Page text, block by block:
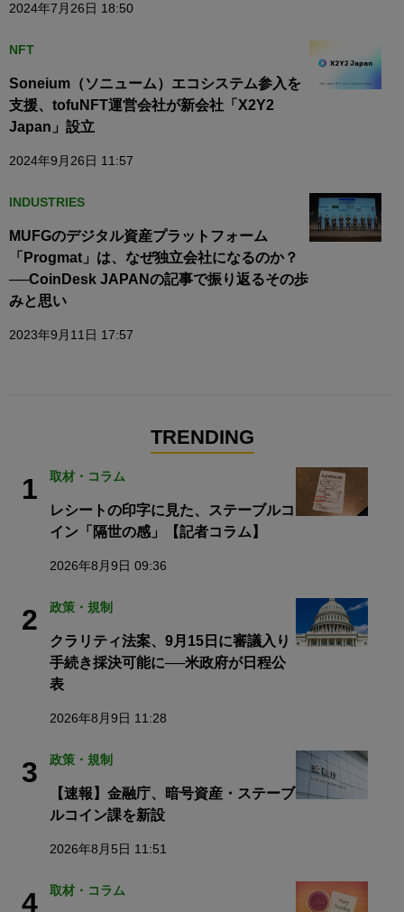
2024年7月26日 18:50
NFT
Soneium（ソニューム）エコシステム参入を
支援、tofuNFT運営会社が新会社「X2Y2
Japan」設立
2024年9月26日 11:57
INDUSTRIES
MUFGのデジタル資産プラットフォーム
「Progmat」は、なぜ独立会社になるのか？
──CoinDesk JAPANの記事で振り返るその歩
みと思い
2023年9月11日 17:57
TRENDING
1 取材・コラム
レシートの印字に見た、ステーブルコ
イン「隔世の感」【記者コラム】
2026年8月9日 09:36
2 政策・規制
クラリティ法案、9月15日に審議入り
手続き採決可能に──米政府が日程公
表
2026年8月9日 11:28
3 政策・規制
【速報】金融庁、暗号資産・ステーブ
ルコイン課を新設
2026年8月5日 11:51
4 取材・コラム